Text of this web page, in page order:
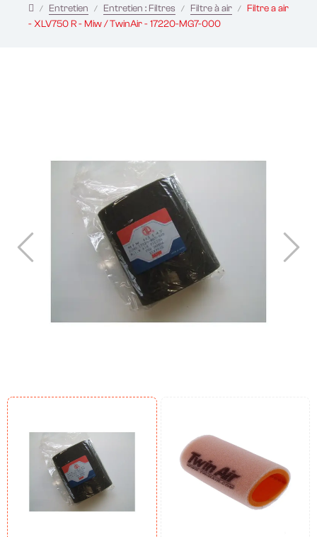
Entretien Entretien : Filtres Filtre à air
Filtre a air
- XLV750 R - Miw / TwinAir - 17220-MG7-000